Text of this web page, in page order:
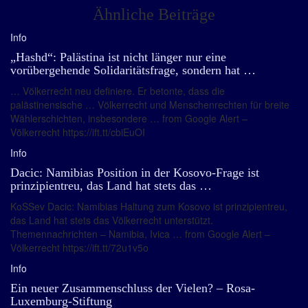
Ähnliche Beiträge
Info
„Hashd“: Palästina ist nicht länger nur eine
vorübergehende Solidaritätsfrage, sondern hat …
… Völkerrecht neu definiere. Er betonte, dass die
palästinensische … Völkerrecht und Menschenrechten für breite
Wählerschichten, insbesondere … from Google Alert –
Völkerrecht https://ift.tt/cbiEuOI
Info
Dacic: Namibias Position in der Kosovo-Frage ist
prinzipientreu, das Land hat stets das …
KoSSev Dacic: Namibias Haltung zum Kosovo ist prinzipientreu,
das Land hat stets das Völkerrecht unterstützt.
Themennachrichten – Namibia, Ivica … from Google Alert –
Völkerrecht https://ift.tt/72u1v5o
Info
Ein neuer Zusammenschluss der Vielen? – Rosa-
Luxemburg-Stiftung